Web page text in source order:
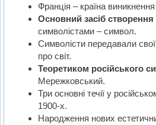
Франція – країна
Основний засіб створення
символістами – символ.
Символісти передавали
про світ.
Теоретиком російського
Мережковський.
Три основні течії у
1900-х.
Народження нових